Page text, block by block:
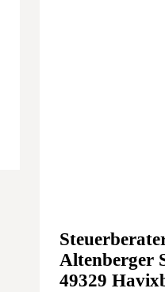
Altenberger
49329